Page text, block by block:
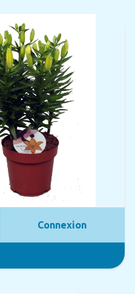
Connexion